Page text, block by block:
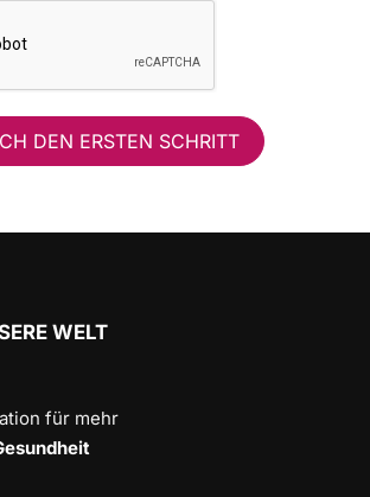
DEN ERSTEN SCHRITT
WELT
für mehr